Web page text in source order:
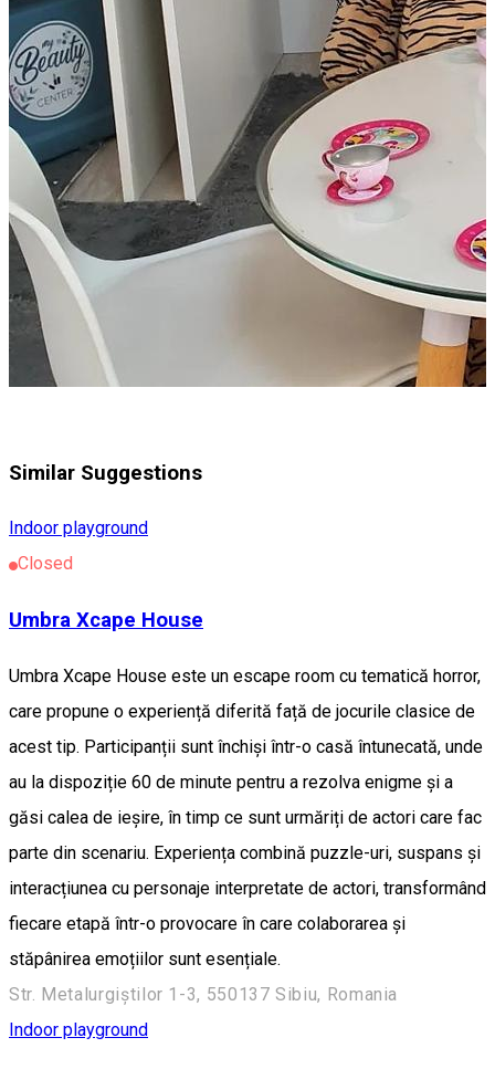
Similar Suggestions
Indoor playground
Closed
Umbra Xcape House
Umbra Xcape House este un escape room cu tematică horror,
care propune o experiență diferită față de jocurile clasice de
acest tip. Participanții sunt închiși într-o casă întunecată, unde
au la dispoziție 60 de minute pentru a rezolva enigme și a
găsi calea de ieșire, în timp ce sunt urmăriți de actori care fac
parte din scenariu. Experiența combină puzzle-uri, suspans și
interacțiunea cu personaje interpretate de actori, transformând
fiecare etapă într-o provocare în care colaborarea și
stăpânirea emoțiilor sunt esențiale.
Str. Metalurgiștilor 1-3, 550137 Sibiu, Romania
Indoor playground